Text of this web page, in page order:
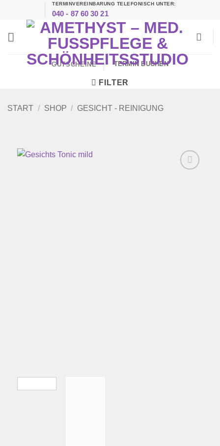
springen
TERMINVEREINBARUNG TELEFONISCH UNTER:
040 - 87 60 30 21
GUTSCHEINE TERMIN BUCHEN
FILTER
START / SHOP / GESICHT - REINIGUNG